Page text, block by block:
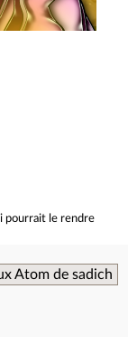
pourrait le rendre
Atom de sadich